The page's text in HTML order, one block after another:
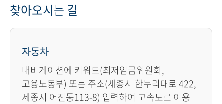
찾아오시는 길
자동차
내비게이션에 키워드(최저임금위원회,
고용노동부) 또는 주소(세종시 한누리대로 422,
세종시 어진동113-8) 입력하여 고속도로 이용